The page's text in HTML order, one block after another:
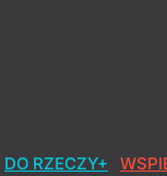
DO RZECZY+